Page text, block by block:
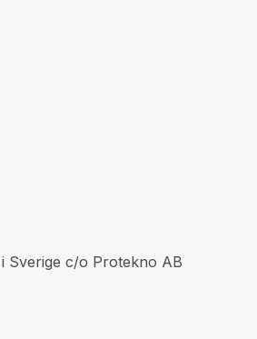
Sverige c/o Protekno AB